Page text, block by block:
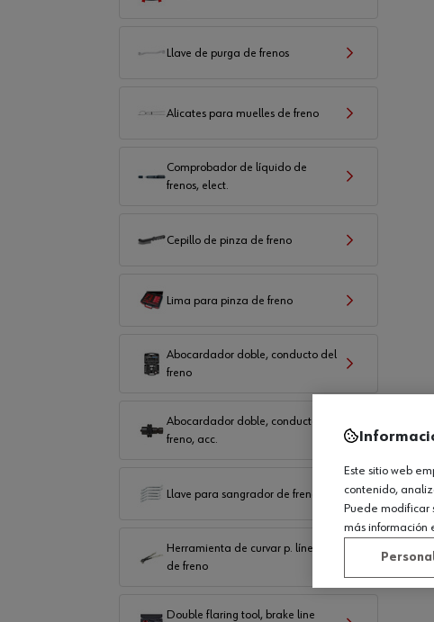
Llave de purga de frenos
Alicates para muelles de freno
Comprobador de líquido de
frenos, elect.
Cepillo de pinza de freno
Lima para pinza de freno
Abocardador doble, conducto del
freno
Abocardador doble, conducto
freno, acc.
Llave para sangrador de frenos
Herramienta de curvar p. líneas
de freno
Double flaring tool, brake line
Este sitio web
contenido,
Puede modificar
más información